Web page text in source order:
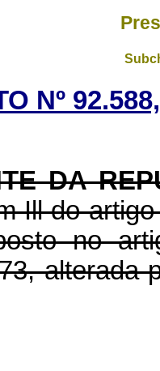
Nº
DA
Ill do
no
alterada